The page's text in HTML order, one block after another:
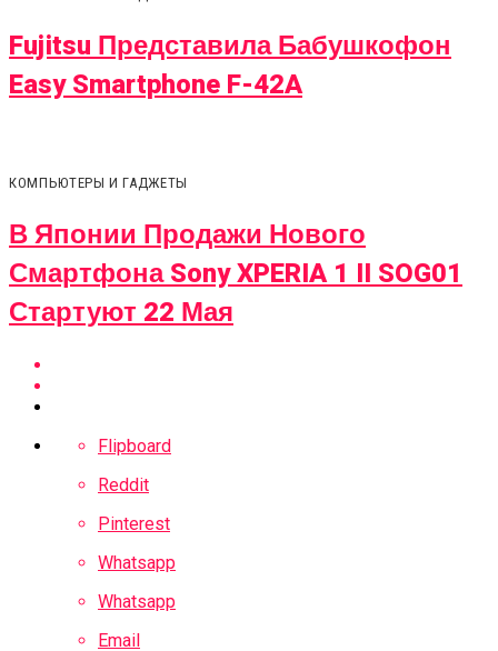
Fujitsu Представила Бабушкофон
Easy Smartphone F-42A
КОМПЬЮТЕРЫ И ГАДЖЕТЫ
В Японии Продажи Нового
Смартфона Sony XPERIA 1 II SOG01
Стартуют 22 Мая
Flipboard
Reddit
Pinterest
Whatsapp
Whatsapp
Email